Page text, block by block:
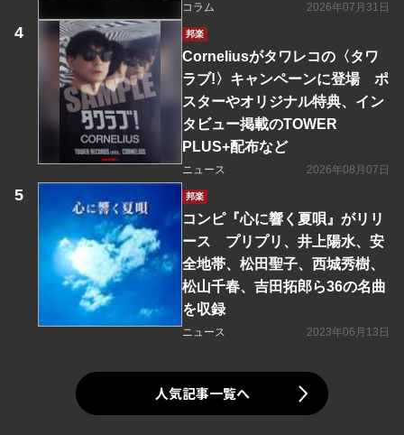
コラム 2026年07月31日
邦楽
Corneliusがタワレコの〈タワ
ラブ!〉キャンペーンに登場 ポ
スターやオリジナル特典、イン
タビュー掲載のTOWER
PLUS+配布など
ニュース 2026年08月07日
邦楽
コンピ『心に響く夏唄』がリリ
ース プリプリ、井上陽水、安
全地帯、松田聖子、西城秀樹、
松山千春、吉田拓郎ら36の名曲
を収録
ニュース 2023年06月13日
人気記事一覧へ